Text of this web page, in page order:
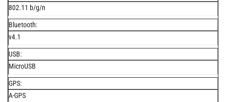
802.11 b/g/n
Bluetooth:
v4.1
USB:
MicroUSB
GPS:
A-GPS